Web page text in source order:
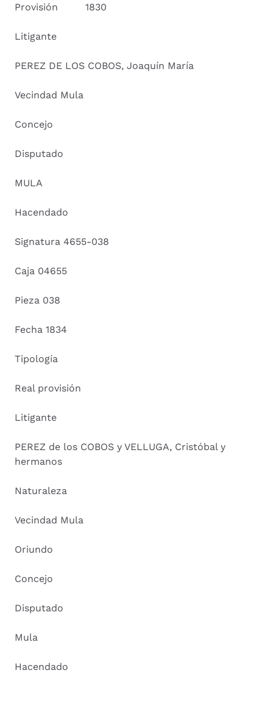
Provisión 1830
Litigante
PEREZ DE LOS COBOS, Joaquín María
Vecindad Mula
Concejo
Disputado
MULA
Hacendado
Signatura 4655-038
Caja 04655
Pieza 038
Fecha 1834
Tipología
Real provisión
Litigante
PEREZ de los COBOS y VELLUGA, Cristóbal y
hermanos
Naturaleza
Vecindad Mula
Oriundo
Concejo
Disputado
Mula
Hacendado